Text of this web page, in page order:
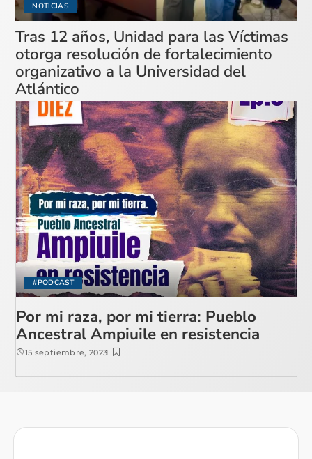
NOTICIAS
Tras 12 años, Unidad para las Víctimas
otorga resolución de fortalecimiento
organizativo a la Universidad del
Atlántico
#PODCAST
Por mi raza, por mi tierra: Pueblo
Ancestral Ampiuile en resistencia
15 septiembre, 2023